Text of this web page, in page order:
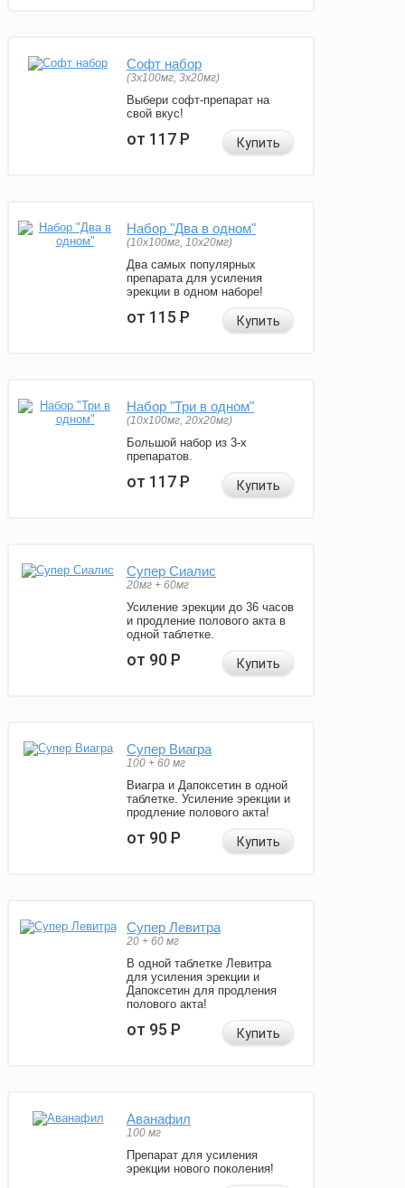
Софт набор
(3x100мг, 3x20мг)
Выбери софт-препарат на
свой вкус!
от 117Р Купить
Набор "Два в одном"
(10x100мг, 10x20мг)
Два самых популярных
препарата для усиления
эрекции в одном наборе!
от 115Р Купить
Набор "Три в одном"
(10x100мг, 20x20мг)
Большой набор из 3-х
препаратов.
от 117Р Купить
Супер Сиалис
20мг + 60мг
Усиление эрекции до 36 часов
и продление полового акта в
одной таблетке.
от 90Р Купить
Супер Виагра
100 + 60 мг
Виагра и Дапоксетин в одной
таблетке. Усиление эрекции и
продление полового акта!
от 90Р Купить
Супер Левитра
20 + 60 мг
В одной таблетке Левитра
для усиления эрекции и
Дапоксетин для продления
полового акта!
от 95Р Купить
Аванафил
100 мг
Препарат для усиления
эрекции нового поколения!